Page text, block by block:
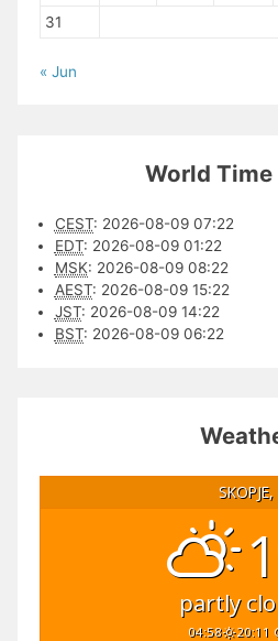
31
« Jun
World Time
CEST: 2026-08-09 07:22
EDT: 2026-08-09 01:22
MSK: 2026-08-09 08:22
AEST: 2026-08-09 15:22
JST: 2026-08-09 14:22
BST: 2026-08-09 06:22
SKOPJE,
partly
04:58 20:11